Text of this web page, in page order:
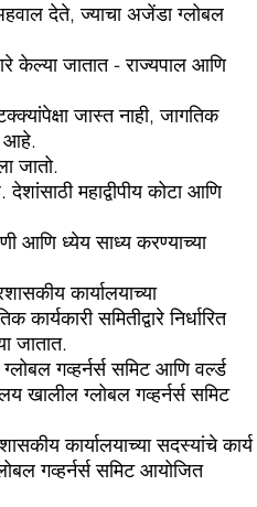
अहवाल देते, ज्याचा अजेंडा ग्लोबल
केल्या जातात - राज्यपाल आणि
जास्त नाही, जागतिक
आहे.
जातो.
महाद्वीपीय कोटा आणि
आणि ध्येय साध्य करण्याच्या
कार्यालयाच्या
समितीद्वारे निर्धारित
जातात.
गव्हर्नर्स समिट आणि वर्ल्ड
खालील ग्लोबल गव्हर्नर्स समिट
कार्यालयाच्या सदस्यांचे कार्य
गव्हर्नर्स समिट आयोजित